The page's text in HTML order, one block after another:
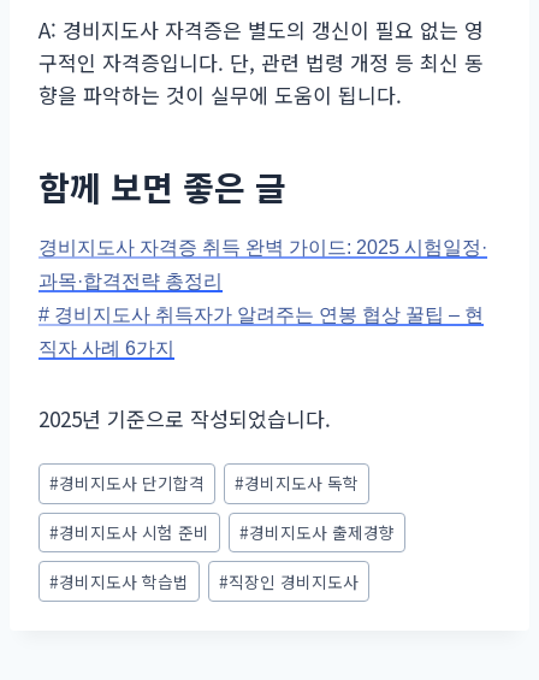
A: 경비지도사 자격증은 별도의 갱신이 필요 없는 영
구적인 자격증입니다. 단, 관련 법령 개정 등 최신 동
향을 파악하는 것이 실무에 도움이 됩니다.
함께 보면 좋은 글
경비지도사 자격증 취득 완벽 가이드: 2025 시험일정·
과목·합격전략 총정리
# 경비지도사 취득자가 알려주는 연봉 협상 꿀팁 – 현
직자 사례 6가지
2025년 기준으로 작성되었습니다.
Post
Tags:
#경비지도사 단기합격 #경비지도사 독학
#경비지도사 시험 준비 #경비지도사 출제경향
#경비지도사 학습법 #직장인 경비지도사